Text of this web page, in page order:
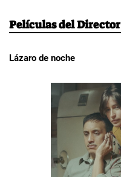
Películas del Director
Lázaro de noche